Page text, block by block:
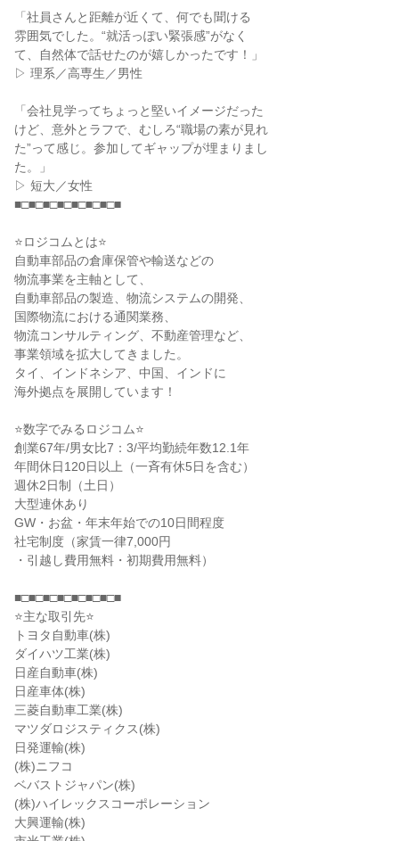
「社員さんと距離が近くて、何でも聞ける
雰囲気でした。“就活っぽい緊張感”がなく
て、自然体で話せたのが嬉しかったです！」
▷ 理系／高専生／男性
「会社見学ってちょっと堅いイメージだった
けど、意外とラフで、むしろ“職場の素が見れ
た”って感じ。参加してギャップが埋まりまし
た。」
▷ 短大／女性
■□■□■□■□■□■□■□■
⭐ロジコムとは⭐
自動車部品の倉庫保管や輸送などの
物流事業を主軸として、
自動車部品の製造、物流システムの開発、
国際物流における通関業務、
物流コンサルティング、不動産管理など、
事業領域を拡大してきました。
タイ、インドネシア、中国、インドに
海外拠点を展開しています！
⭐数字でみるロジコム⭐
創業67年/男女比7：3/平均勤続年数12.1年
年間休日120日以上（一斉有休5日を含む）
週休2日制（土日）
大型連休あり
GW・お盆・年末年始での10日間程度
社宅制度（家賃一律7,000円
・引越し費用無料・初期費用無料）
■□■□■□■□■□■□■□■
⭐主な取引先⭐
トヨタ自動車(株)
ダイハツ工業(株)
日産自動車(株)
日産車体(株)
三菱自動車工業(株)
マツダロジスティクス(株)
日発運輸(株)
(株)ニフコ
ベバストジャパン(株)
(株)ハイレックスコーポレーション
大興運輸(株)